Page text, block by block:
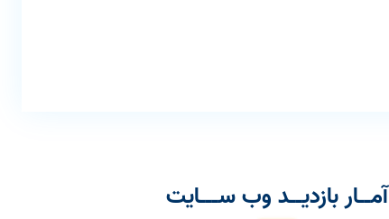
آمــار بازدیــد وب ســـایت